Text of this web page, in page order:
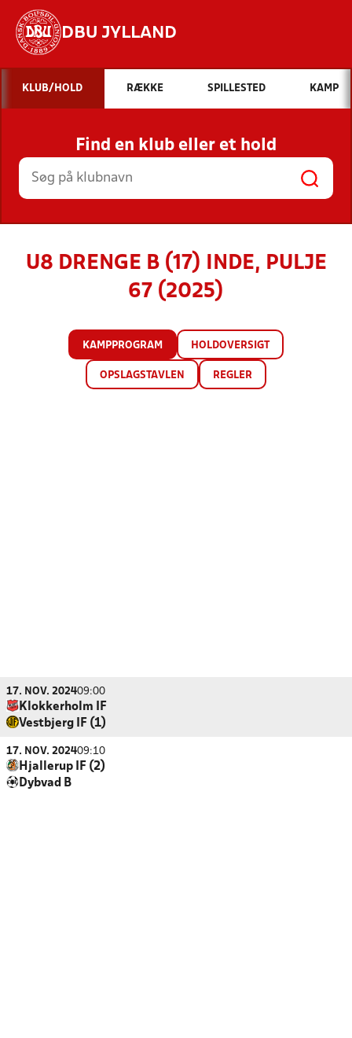
DBU JYLLAND
Hvad vil du søge efter?
INDHOLD OG NYHEDER
STILLINGER, RESULTATER, KLUBBER OG
HOLD
KLUB/HOLD RÆKKE SPILLESTED KAMP
Find en klub eller et hold
U8 DRENGE B (17) INDE, PULJE
67 (2025)
KAMPPROGRAM HOLDOVERSIGT
OPSLAGSTAVLEN REGLER
17. NOV. 202409:00
Klokkerholm IF
Vestbjerg IF (1)
17. NOV. 202409:10
Hjallerup IF (2)
Dybvad B